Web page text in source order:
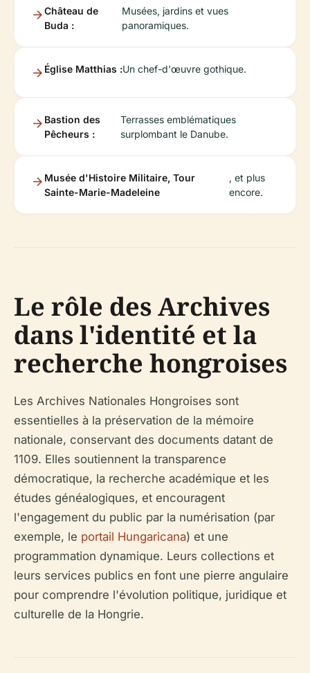
Château de
Buda :
Musées, jardins et vues
panoramiques.
Église Matthias :Un chef-d'œuvre gothique.
Bastion des
Pêcheurs :
Terrasses emblématiques
surplombant le Danube.
Musée d'Histoire Militaire, Tour
Sainte-Marie-Madeleine
, et plus
encore.
Le rôle des Archives
dans l'identité et la
recherche hongroises
Les Archives Nationales Hongroises sont
essentielles à la préservation de la mémoire
nationale, conservant des documents datant de
1109. Elles soutiennent la transparence
démocratique, la recherche académique et les
études généalogiques, et encouragent
l'engagement du public par la numérisation (par
exemple, le portail Hungaricana) et une
programmation dynamique. Leurs collections et
leurs services publics en font une pierre angulaire
pour comprendre l'évolution politique, juridique et
culturelle de la Hongrie.